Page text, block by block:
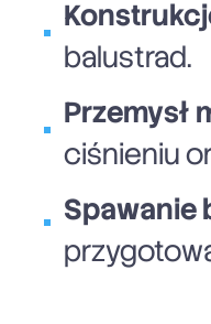
balustrad.
Przemysł
ciśnieniu
Spawanie